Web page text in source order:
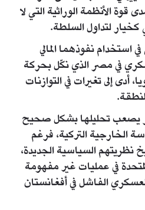
قوة الأنظمة الوراثية التي لا
كخيار لتداول السلطة.
استخدام نفوذهما المالي
في مصر الذي نكّل بحركة
أدى إلى تغيرات في التوازنات
يصعب تحليلها بشكل صحيح
الخارجية التركية، فرغم
نظريتهم السياسية الجديدة،
في عمليات غير مفهومة
الفاشل في أفغانستان